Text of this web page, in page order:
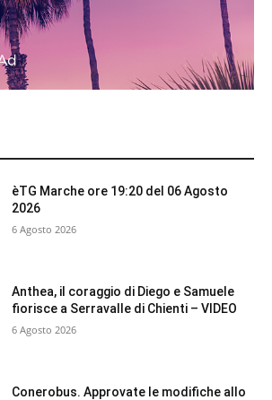
èTG Marche ore 19:20 del 06 Agosto
2026
6 Agosto 2026
Anthea, il coraggio di Diego e Samuele
fiorisce a Serravalle di Chienti – VIDEO
6 Agosto 2026
Conerobus. Approvate le modifiche allo